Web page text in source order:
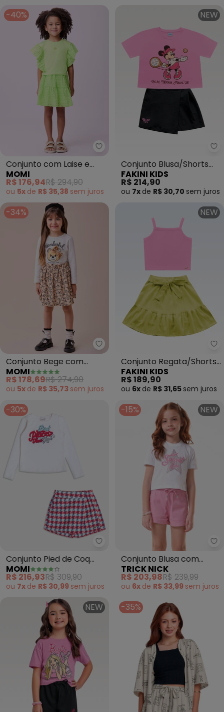
-40%
Momi - Conjunto com Laise e
Conjunto com Laise e
Babado (Verde)
MOMI
R$ 176,94R$ 294,90
ou 5x de R$ 35,38 sem juros
NEW
Conjunto Blusa/Shorts
Saia Minnie (Rosa)
FAKINI KIDS
R$ 214,90
ou 7x de R$ 30,70 sem juros
-34%
Momi - Conjunto Bege com
Conjunto Bege com
Monograma de Ursinho
(Branco)
MOMI
R$ 178,69R$ 274,90
ou 5x de R$ 35,73 sem juros
NEW
Conjunto Regata/Shorts
Saia (Rosa)
FAKINI KIDS
R$ 189,90
ou 6x de R$ 31,65 sem juros
-30%
Momi - Conjunto Pied de Coq
Conjunto Pied de Coq
com Strass (Branco)
MOMI
R$ 216,93R$ 309,90
ou 7x de R$ 30,99 sem juros
-15% NEW
Conjunto Blusa com
Shorts (Branco)
TRICK NICK
R$ 203,98R$ 239,99
ou 6x de R$ 33,99 sem juros
NEW -35%